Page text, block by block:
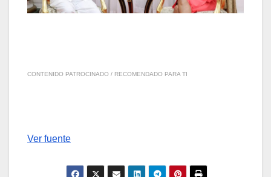
CONTENIDO PATROCINADO / RECOMENDADO PARA TI
Ver fuente